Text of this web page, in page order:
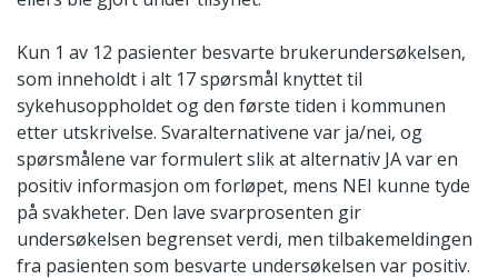
Kun 1 av 12 pasienter besvarte brukerundersøkelsen,
som inneholdt i alt 17 spørsmål knyttet til
sykehusoppholdet og den første tiden i kommunen
etter utskrivelse. Svaralternativene var ja/nei, og
spørsmålene var formulert slik at alternativ JA var en
positiv informasjon om forløpet, mens NEI kunne tyde
på svakheter. Den lave svarprosenten gir
undersøkelsen begrenset verdi, men tilbakemeldingen
fra pasienten som besvarte undersøkelsen var positiv.